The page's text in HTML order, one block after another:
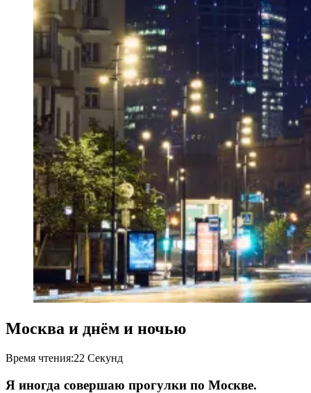
Москва и днём и ночью
Posted
12.10.202412.10.2024
Время чтения:22 Секунд
Я иногда совершаю прогулки по Москве.